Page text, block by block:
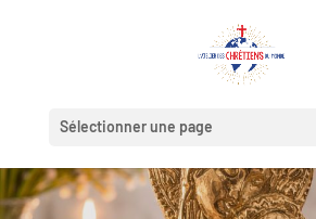
Sélectionner une page